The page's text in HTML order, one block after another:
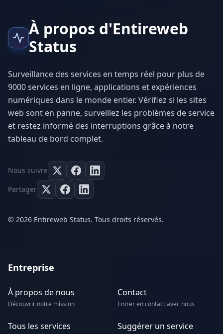
À propos d'Entireweb
Status
Surveillance des services en temps réel pour plus de
9000 services en ligne, applications et expériences
numériques dans le monde entier. Vérifiez si les sites
web sont en panne, surveillez les problèmes de service
et restez informé des interruptions grâce à notre
tableau de bord complet.
Nous suivre
Partager
© 2026 Entireweb Status. Tous droits réservés.
Entreprise
À propos de nous
Découvrir notre mission
Contact
Entrer en contact avec nous
Tous les services Suggérer un service